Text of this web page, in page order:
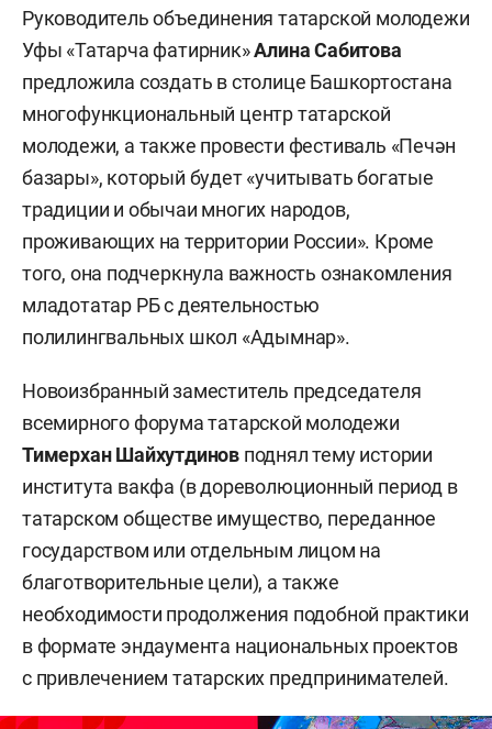
Руководитель объединения татарской молодежи
Уфы «Татарча фатирник»Алина Сабитова
предложила создать в столице Башкортостана
многофункциональный центр татарской
молодежи, а также провести фестиваль «Печән
базары», который будет «учитывать богатые
традиции и обычаи многих народов,
проживающих на территории России». Кроме
того, она подчеркнула важность ознакомления
младотатар РБ с деятельностью
полилингвальных школ «Адымнар».
Новоизбранный заместитель председателя
всемирного форума татарской молодежи
Тимерхан Шайхутдинов поднял тему истории
института вакфа (в дореволюционный период в
татарском обществе имущество, переданное
государством или отдельным лицом на
благотворительные цели), а также
необходимости продолжения подобной практики
в формате эндаумента национальных проектов
с привлечением татарских предпринимателей.